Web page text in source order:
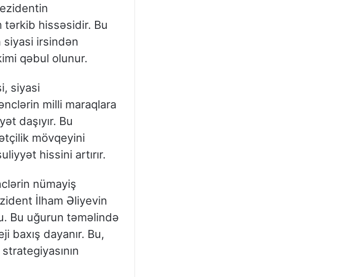
tərkib hissəsidir. Bu
siyasi irsindən
qəbul olunur.
siyasi
milli maraqlara
daşıyır. Bu
mövqeyini
hissini artırır.
nümayiş
İlham Əliyevin
Bu uğurun təməlində
dayanır. Bu,